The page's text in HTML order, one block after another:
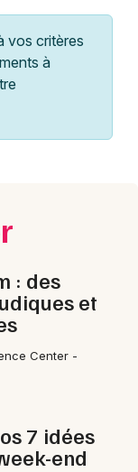
vos critères
à
: des
et
Center -
7 idées
end
Autre